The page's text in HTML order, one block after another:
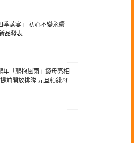
季蒸宴」 初心不變永續
品發表
年「龍抱風雨」錢母亮相
前開放排隊 元旦領錢母